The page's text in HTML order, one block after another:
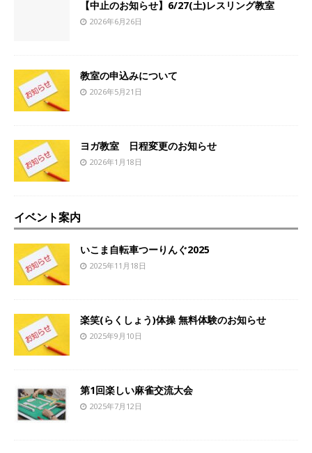
【中止のお知らせ】6/27(土)レスリング教室
2026年6月26日
教室の申込みについて
2026年5月21日
ヨガ教室 日程変更のお知らせ
2026年1月18日
イベント案内
いこま自転車つーりんぐ2025
2025年11月18日
楽笑(らくしょう)体操 無料体験のお知らせ
2025年9月10日
第1回楽しい麻雀交流大会
2025年7月12日